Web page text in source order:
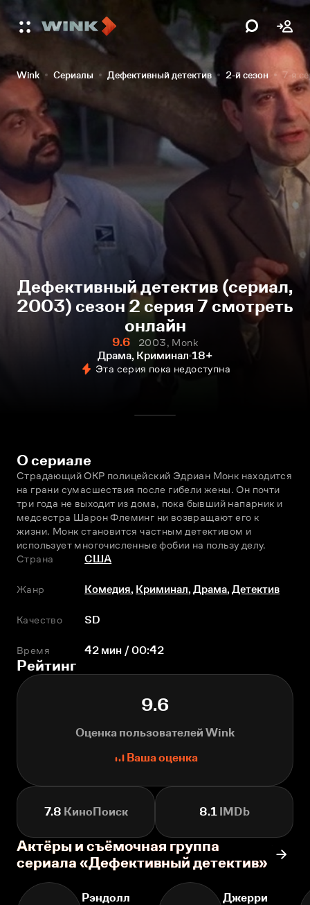
Wink Сериалы Дефективный детектив 2-й сезон 7-я
Дефективный детектив (сериал,
2003) сезон 2 серия 7 смотреть
онлайн
9.6
2003, Monk
Драма, Криминал 18+
Эта серия пока недоступна
О сериале
Страдающий ОКР полицейский Эдриан Монк находится
на грани сумасшествия после гибели жены. Он почти
три года не выходит из дома, пока бывший напарник и
медсестра Шарон Флеминг ни возвращают его к
жизни. Монк становится частным детективом и
использует многочисленные фобии на пользу делу.
Страна
США
Жанр Комедия, Криминал,Драма,Детектив
Качество SD
Время 42 мин / 00:42
Рейтинг
9.6
Оценка пользователей Wink
Ваша оценка
7.8 КиноПоиск 8.1IMDb
Актёры и съёмочная группа
сериала «Дефективный детектив»
Рэндолл
Джерри